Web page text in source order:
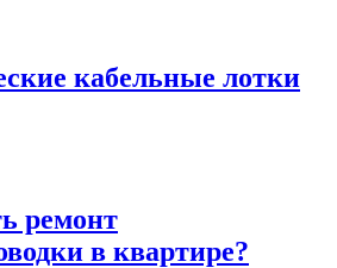
кабельные лотки
ремонт
в квартире?